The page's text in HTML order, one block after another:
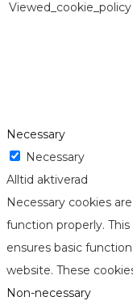
Viewed_cookie_policy
Necessary
Necessary
Alltid aktiverad
Necessary cookies
function properly.
ensures basic
website. These
Non-necessary